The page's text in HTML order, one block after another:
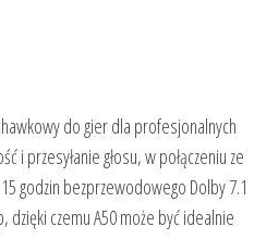
do gier dla profesjonalnych
i przesyłanie głosu, w połączeniu ze
godzin bezprzewodowego Dolby 7.1
czemu A50 może być idealnie